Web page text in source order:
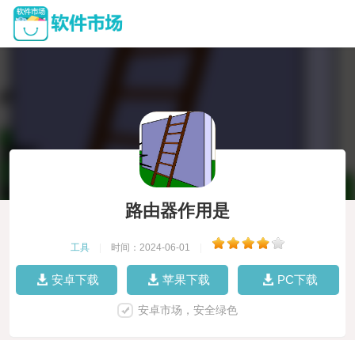
路由器作用是
工具 时间：2024-06-01
安卓下载 苹果下载 PC下载
安卓市场，安全绿色